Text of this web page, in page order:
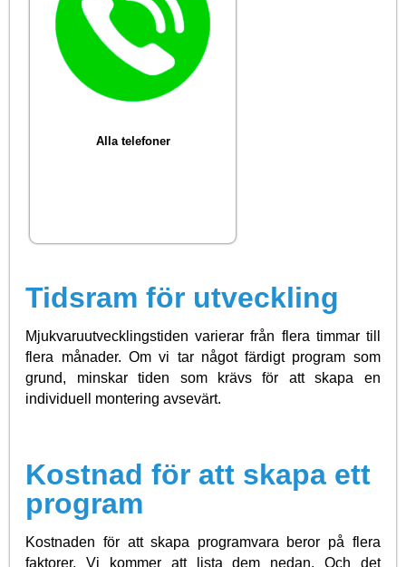
Alla telefoner
Tidsram för utveckling
Mjukvaruutvecklingstiden varierar från flera timmar till
flera månader. Om vi tar något färdigt program som
grund, minskar tiden som krävs för att skapa en
individuell montering avsevärt.
Kostnad för att skapa ett
program
Kostnaden för att skapa programvara beror på flera
faktorer. Vi kommer att lista dem nedan. Och det